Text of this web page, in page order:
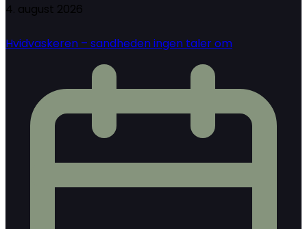
4. august 2026
Hvidvaskeren – sandheden ingen taler om